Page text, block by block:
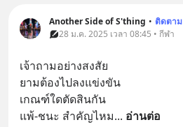
Another Side of S'thing • ติดตาม
28 ม.ค. 2025 เวลา 08:45 • กีฬา
เจ้าถามอย่างสงสัย
ยามต้องไปลงแข่งขัน
เกณฑ์ใดตัดสินกัน
แพ้-ชนะ สำคัญไหม... อ่านต่อ